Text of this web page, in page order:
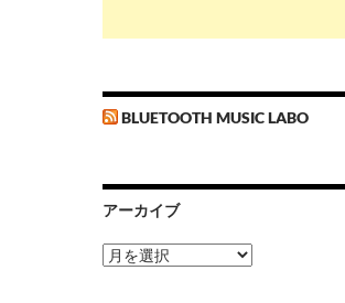
BLUETOOTH MUSIC LABO
アーカイブ
ア
ー